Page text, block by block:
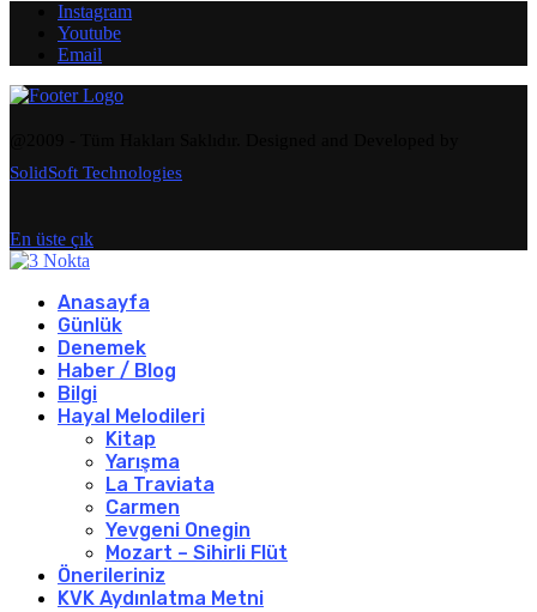
Instagram
Youtube
Email
SolidSoft Technologies
En üste çık
Anasayfa
Günlük
Denemek
Haber / Blog
Bilgi
Hayal Melodileri
Kitap
Yarışma
La Traviata
Carmen
Yevgeni Onegin
Mozart – Sihirli Flüt
Önerileriniz
KVK Aydınlatma Metni